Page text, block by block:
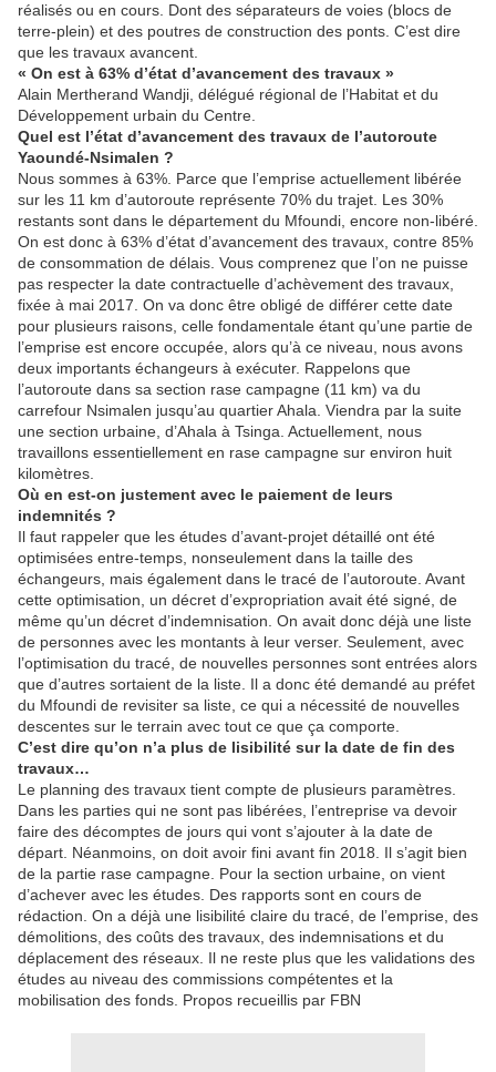
réalisés ou en cours. Dont des séparateurs de voies (blocs de
terre-plein) et des poutres de construction des ponts. C’est dire
que les travaux avancent.
« On est à 63% d’état d’avancement des travaux »
Alain Mertherand Wandji, délégué régional de l’Habitat et du
Développement urbain du Centre.
Quel est l’état d’avancement des travaux de l’autoroute
Yaoundé-Nsimalen ?
Nous sommes à 63%. Parce que l’emprise actuellement libérée
sur les 11 km d’autoroute représente 70% du trajet. Les 30%
restants sont dans le département du Mfoundi, encore non-libéré.
On est donc à 63% d’état d’avancement des travaux, contre 85%
de consommation de délais. Vous comprenez que l’on ne puisse
pas respecter la date contractuelle d’achèvement des travaux,
fixée à mai 2017. On va donc être obligé de différer cette date
pour plusieurs raisons, celle fondamentale étant qu’une partie de
l’emprise est encore occupée, alors qu’à ce niveau, nous avons
deux importants échangeurs à exécuter. Rappelons que
l’autoroute dans sa section rase campagne (11 km) va du
carrefour Nsimalen jusqu’au quartier Ahala. Viendra par la suite
une section urbaine, d’Ahala à Tsinga. Actuellement, nous
travaillons essentiellement en rase campagne sur environ huit
kilomètres.
Où en est-on justement avec le paiement de leurs
indemnités ?
Il faut rappeler que les études d’avant-projet détaillé ont été
optimisées entre-temps, nonseulement dans la taille des
échangeurs, mais également dans le tracé de l’autoroute. Avant
cette optimisation, un décret d’expropriation avait été signé, de
même qu’un décret d’indemnisation. On avait donc déjà une liste
de personnes avec les montants à leur verser. Seulement, avec
l’optimisation du tracé, de nouvelles personnes sont entrées alors
que d’autres sortaient de la liste. Il a donc été demandé au préfet
du Mfoundi de revisiter sa liste, ce qui a nécessité de nouvelles
descentes sur le terrain avec tout ce que ça comporte.
C’est dire qu’on n’a plus de lisibilité sur la date de fin des
travaux…
Le planning des travaux tient compte de plusieurs paramètres.
Dans les parties qui ne sont pas libérées, l’entreprise va devoir
faire des décomptes de jours qui vont s’ajouter à la date de
départ. Néanmoins, on doit avoir fini avant fin 2018. Il s’agit bien
de la partie rase campagne. Pour la section urbaine, on vient
d’achever avec les études. Des rapports sont en cours de
rédaction. On a déjà une lisibilité claire du tracé, de l’emprise, des
démolitions, des coûts des travaux, des indemnisations et du
déplacement des réseaux. Il ne reste plus que les validations des
études au niveau des commissions compétentes et la
mobilisation des fonds. Propos recueillis par FBN